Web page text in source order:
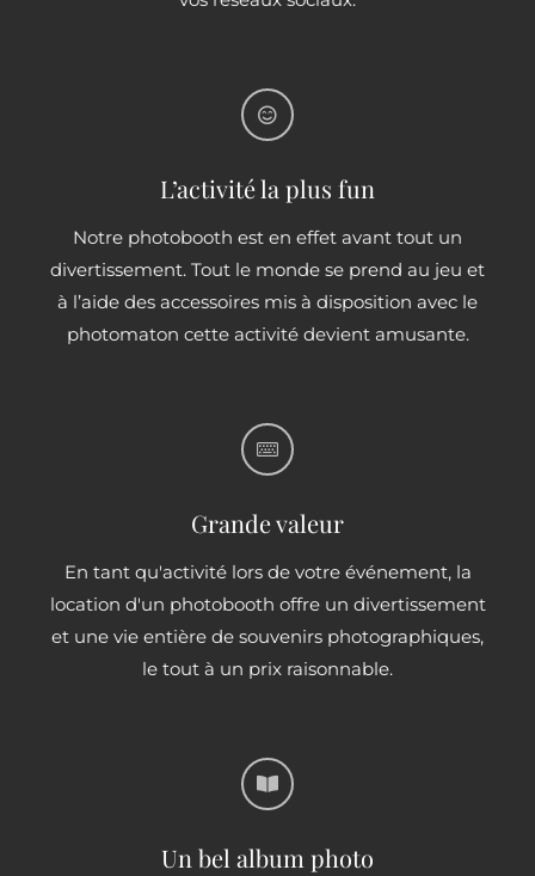
L’activité la plus fun
Notre photobooth est en effet avant tout un
divertissement. Tout le monde se prend au jeu et
à l’aide des accessoires mis à disposition avec le
photomaton cette activité devient amusante.
Grande valeur
En tant qu'activité lors de votre événement, la
location d'un photobooth offre un divertissement
et une vie entière de souvenirs photographiques,
le tout à un prix raisonnable.
Un bel album photo